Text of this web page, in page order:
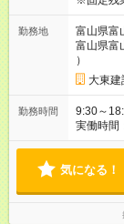
給） ※月
に応じイ
どが評価
つながります。 ★平均インセンティブ
入社1年
万円以上も可能 《昇給》 あり ※会社業
よる 《月給にプラスで支給される手当》 ◆交通費(上限月4万円)
◆時間外
(宅地建
円/月、子1人：
の長さ：
勤務地
富山県富
富山県富
）
大東
勤務時間
9:30～
実働時間
気になる！